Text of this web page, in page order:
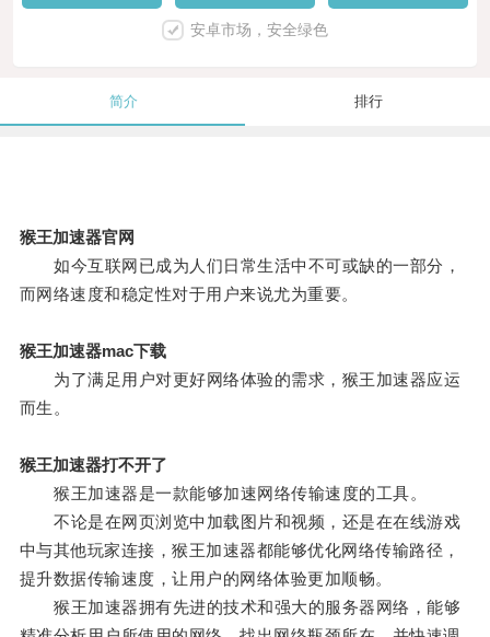
安卓市场，安全绿色
简介 排行
猴王加速器官网
如今互联网已成为人们日常生活中不可或缺的一部分，
而网络速度和稳定性对于用户来说尤为重要。
猴王加速器mac下载
为了满足用户对更好网络体验的需求，猴王加速器应运
而生。
猴王加速器打不开了
猴王加速器是一款能够加速网络传输速度的工具。
不论是在网页浏览中加载图片和视频，还是在在线游戏
中与其他玩家连接，猴王加速器都能够优化网络传输路径，
提升数据传输速度，让用户的网络体验更加顺畅。
猴王加速器拥有先进的技术和强大的服务器网络，能够